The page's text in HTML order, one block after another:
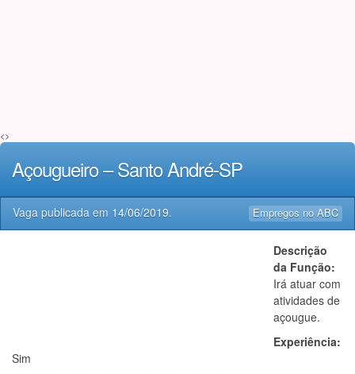
<>
Açougueiro – Santo André-SP
Empregos no ABC
Vaga publicada em 14/06/2019.
Descrição
da Função:
Irá atuar com
atividades de
açougue.
Experiência:
Sim